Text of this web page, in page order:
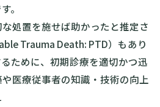
。
処置を施せば助かったと推定さ
Trauma Death: PTD）もあり
ために、初期診療を適切かつ迅
医療従事者の知識・技術の向上